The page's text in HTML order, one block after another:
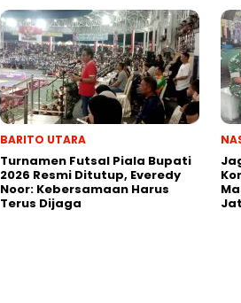
BARITO UTARA
Turnamen Futsal Piala Bupati
2026 Resmi Ditutup, Everedy
Noor: Kebersamaan Harus
Terus Dijaga